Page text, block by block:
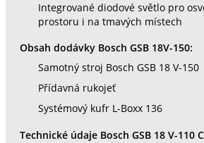
Integrované diodové světlo pro
prostoru i na tmavých místech
Obsah dodávky Bosch GSB 18V-150:
Samotný stroj Bosch GSB 18 V-150
Přídavná rukojeť
Systémový kufr L-Boxx 136
Technické údaje Bosch GSB 18 V-110